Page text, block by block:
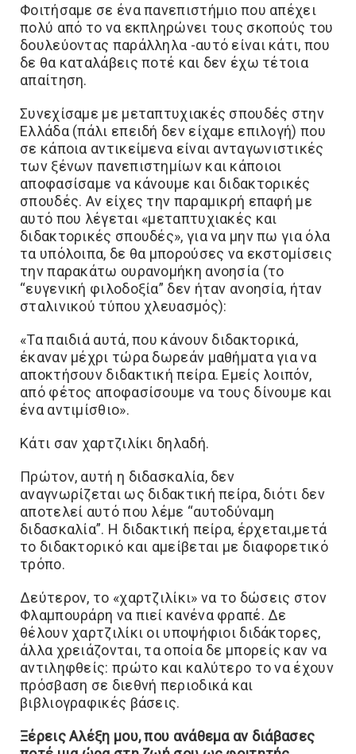
Φοιτήσαμε σε ένα πανεπιστήμιο που απέχει
πολύ από το να εκπληρώνει τους σκοπούς του
δουλεύοντας παράλληλα -αυτό είναι κάτι, που
δε θα καταλάβεις ποτέ και δεν έχω τέτοια
απαίτηση.
Συνεχίσαμε με μεταπτυχιακές σπουδές στην
Ελλάδα (πάλι επειδή δεν είχαμε επιλογή) που
σε κάποια αντικείμενα είναι ανταγωνιστικές
των ξένων πανεπιστημίων και κάποιοι
αποφασίσαμε να κάνουμε και διδακτορικές
σπουδές. Αν είχες την παραμικρή επαφή με
αυτό που λέγεται «μεταπτυχιακές και
διδακτορικές σπουδές», για να μην πω για όλα
τα υπόλοιπα, δε θα μπορούσες να εκστομίσεις
την παρακάτω ουρανομήκη ανοησία (το
“ευγενική φιλοδοξία” δεν ήταν ανοησία, ήταν
σταλινικού τύπου χλευασμός):
«Τα παιδιά αυτά, που κάνουν διδακτορικά,
έκαναν μέχρι τώρα δωρεάν μαθήματα για να
αποκτήσουν διδακτική πείρα. Εμείς λοιπόν,
από φέτος αποφασίσουμε να τους δίνουμε και
ένα αντιμίσθιο».
Κάτι σαν χαρτζιλίκι δηλαδή.
Πρώτον, αυτή η διδασκαλία, δεν
αναγνωρίζεται ως διδακτική πείρα, διότι δεν
αποτελεί αυτό που λέμε “αυτοδύναμη
διδασκαλία”. Η διδακτική πείρα, έρχεται,μετά
το διδακτορικό και αμείβεται με διαφορετικό
τρόπο.
Δεύτερον, το «χαρτζιλίκι» να το δώσεις στον
Φλαμπουράρη να πιεί κανένα φραπέ. Δε
θέλουν χαρτζιλίκι οι υποψήφιοι διδάκτορες,
άλλα χρειάζονται, τα οποία δε μπορείς καν να
αντιληφθείς: πρώτο και καλύτερο το να έχουν
πρόσβαση σε διεθνή περιοδικά και
βιβλιογραφικές βάσεις.
Ξέρεις Αλέξη μου, που ανάθεμα αν διάβασες